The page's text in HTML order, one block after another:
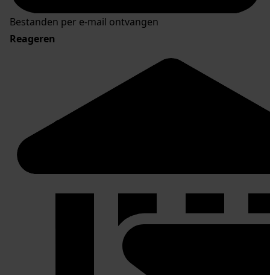
Bestanden per e-mail ontvangen
Reageren